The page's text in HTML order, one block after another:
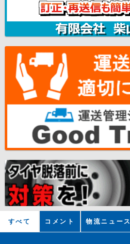
すべて コメント 物流ニュース